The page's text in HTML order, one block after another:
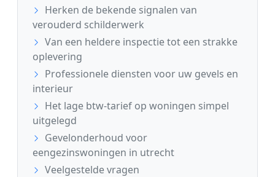
Herken de bekende signalen van
verouderd schilderwerk
Van een heldere inspectie tot een strakke
oplevering
Professionele diensten voor uw gevels en
interieur
Het lage btw-tarief op woningen simpel
uitgelegd
Gevelonderhoud voor
eengezinswoningen in utrecht
Veelgestelde vragen